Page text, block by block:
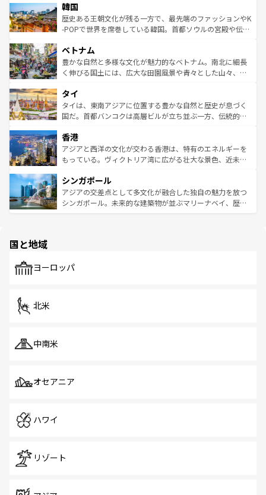
ワイを、存分に味わってほしい。 なお、新着のハワイ情報
はコンテンツ一覧を参照してほしい。
いる。アクティビティも充実しており、サーフィンやダイ
ビング、ハイキングなど、アウトドア好きにはたまらな
い。オーストラリアの多彩な魅力を存分に味わいつくそ
参照してほしい。
ン）、静ひつな山岳地帯である台湾東部など、都市の喧騒
と山間の静けさが共存しており、訪れる人に新しい発見と
驚きをもたらしてくれる。また、奥深い台湾の食文化も魅
容にもいいと評判のスイーツなど、バラエティ豊かな料理
が味わえる。 なお、新着の台湾情報は コンテンツ一覧を参
照してほしい。
韓国
歴史ある王朝文化が残る一方で、最先端のファッションやK
-POPで世界を席巻している韓国。首都ソウルの宮殿や伝統
き、地方に足を延ばせば四季折々の自然美を楽しむことが
できる。そして、キムチや焼肉、絶品のストリートフード
まで、さまざまな韓国料理が待っている。夜には、韓国な
リティに包まれながら、韓国の多彩な魅力を心ゆくまで味
わってみてほしい。 なお、新着の韓国情報はコンテンツ一
覧を参照してほしい。
ベトナム
豊かな自然と多様な文化が魅力的なベトナム。南北に細長
く伸びる国土には、広大な田園風景や青々とした山々、世
急速な発展と共に伝統が息づく。ハノイの古い町並みやホ
ーチミン市のフランス統治時代の建物も、独特の雰囲気を
醸し出している。また、バラエティの豊かさとおいしさで
とつ。フォーやバインミー、ベトナムコーヒーなどは、ぜ
ひ現地で味わいたい。どの地域を訪れてもあたたかい人々
が旅行者を迎えてくれるので、きっと忘れられない旅にな
参照してほしい。
タイ
タイは、東南アジアに位置する豊かな自然と歴史が息づく
国だ。首都バンコクは高層ビルが立ち並ぶ一方、伝統的な
の活気が交差している。北部ではチェンマイなどの山岳地
帯で自然と触れ合い、南部ではプーケットやクラビの美し
いビーチでリゾート気分を楽しむことができる。タイ料理
激する。気候は一年中温暖で、どの季節にも異なる楽しみ
が待っている。親しみやすいタイの人々、仏教を中心とし
た文化、そして多様な観光資源が、訪れる旅人を魅了し続
香港
アジアと西洋の文化が交わる香港は、特有のエネルギーを
もっている。ヴィクトリア湾に広がる壮大な景色、近未来
み、どこを訪れても感動するはず。観光スポットが密集し
ており、効率よく見どころを回れるのも魅力。息をのむよ
うな絶景から文化的な体験まで、香港を存分に楽しみ尽く
シンガポール
アジアの交差点として多文化が融合した独自の魅力を放つ
シンガポール。未来的な建築物が並ぶマリーナベイ、歴史
で、ホーカーズは地元の風情を楽しめる外せないスポット
国と地域
ヨーロッパ
北米
中南米
オセアニア
ハワイ
リゾート